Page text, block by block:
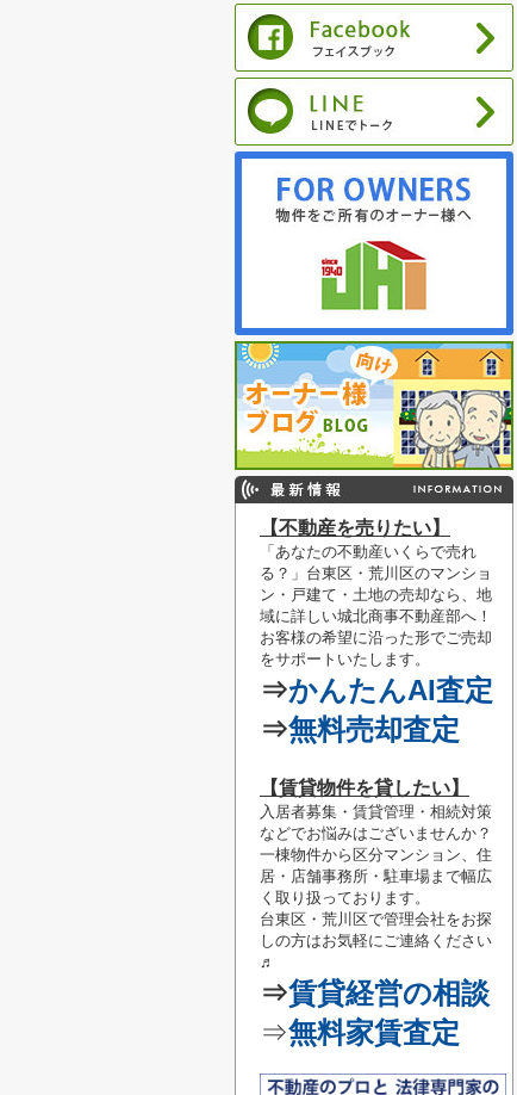
【不動産を売りたい】
「あなたの不動産いくらで売れ
る？」 台東区・荒川区のマンショ
ン・戸建て・土地の売却なら、地
域に詳しい城北商事不動産部へ！
お客様の希望に沿った形でご売却
をサポートいたします。
⇒かんたんAI査定
⇒無料売却査定
【賃貸物件を貸したい】
入居者募集・賃貸管理・相続対策
などでお悩みはございませんか？
一棟物件から区分マンション、住
居・店舗事務所・駐車場まで幅広
く取り扱っております。
台東区・荒川区で管理会社をお探
しの方はお気軽にご連絡 ください
♬
⇒賃貸経営の相談
⇒無料家賃査定